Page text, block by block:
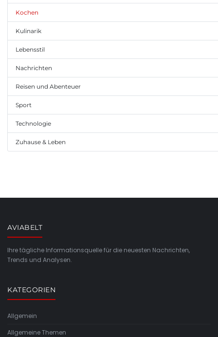
Kochen
Kulinarik
Lebensstil
Nachrichten
Reisen und Abenteuer
Sport
Technologie
Zuhause & Leben
AVIABELT
Ihre tägliche Informationsquelle für die neuesten Nachrichten,
Trends und Analysen.
KATEGORIEN
Allgemein
Allgemeine Themen